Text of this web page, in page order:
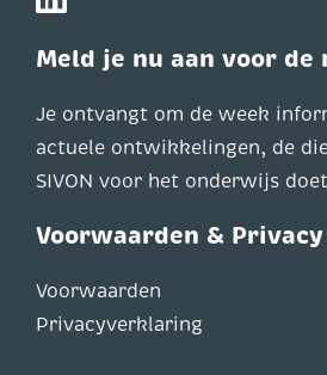
Meld je nu aan voor
Je ontvangt om de week
actuele ontwikkelingen, de
SIVON voor het onderwijs
Voorwaarden & Privacy
Voorwaarden
Privacyverklaring